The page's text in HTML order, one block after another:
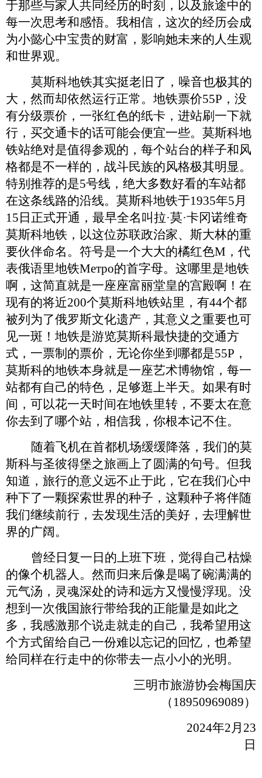
于那些与家人共同经历的时刻，以及旅途中的
每一次思考和感悟。我相信，这次的经历会成
为小懿心中宝贵的财富，影响她未来的人生观
和世界观。
莫斯科地铁其实挺老旧了，噪音也极其的
大，然而却依然运行正常。地铁票价55P，没
有分级票价，一张红色的纸卡，进站刷一下就
行 ， 买交通卡的话可能会便宜一些。莫斯科地
铁站绝对是值得参观的，每个站台的样子和风
格都是不一样的，战斗民族的风格极其明显。
特别推荐的是5号线，绝大多数好看的车站都
在这条线路的沿线。莫斯科地铁于1935年5月
15日正式开通，最早全名叫拉·莫·卡冈诺维奇
莫斯科地铁，以这位苏联政治家、斯大林的重
要伙伴命名。符号是一个大大的橘红色M，代
表俄语里地铁Метро的首字母。这哪里是地铁
啊，这简直就是一座座富丽堂皇的宫殿啊！在
现有的将近200个莫斯科地铁站里，有44个都
被列为了俄罗斯文化遗产，其意义之重要也可
见一斑！地铁是游览莫斯科最快捷的交通方
式，一票制的票价，无论你坐到哪都是55P，
莫斯科的地铁本身就是一座艺术博物馆，每一
站都有自己的特色，足够逛上半天。如果有时
间，可以花一天时间在地铁里转，不要太在意
你去到了哪个站，相信我，你根本记不住。
随着飞机在首都机场缓缓降落，我们的莫
斯科与圣彼得堡之旅画上了圆满的句号。但我
知道，旅行的意义远不止于此，它在我们心中
种下了一颗探索世界的种子，这颗种子将伴随
我们继续前行，去发现生活的美好，去理解世
界的广阔。
曾经日复一日的上班下班，觉得自己枯燥
的像个机器人。然而归来后像是喝了碗满满的
元气汤，灵魂深处的诗和远方又慢慢浮现。没
想到一次俄国旅行带给我的正能量是如此之
多，我感激那个说走就走的自己，我希望用这
个方式留给自己一份难以忘记的回忆，也希望
给同样在行走中的你带去一点小小的光明。
三明市旅游协会梅国庆
（ 18950969089）
2024年2月23
日